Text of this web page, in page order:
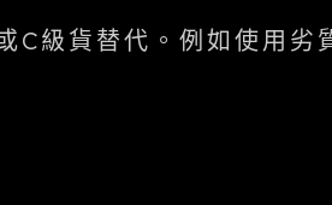
級貨替代。例如使用